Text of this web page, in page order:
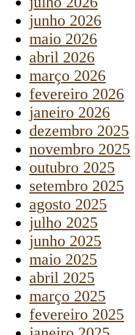
junho 2026
maio 2026
abril 2026
março 2026
fevereiro 2026
janeiro 2026
dezembro 2025
novembro 2025
outubro 2025
setembro 2025
agosto 2025
julho 2025
junho 2025
maio 2025
abril 2025
março 2025
fevereiro 2025